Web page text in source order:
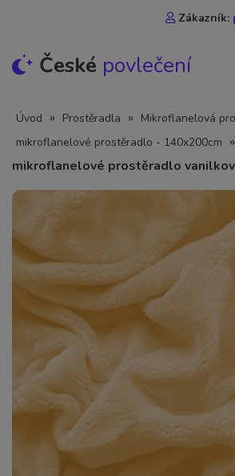
Zákazník:
České povlečení
Úvod » Prostěradla » Mikroflanelová
mikroflanelové prostěradlo - 140x200cm »
mikroflanelové prostěradlo